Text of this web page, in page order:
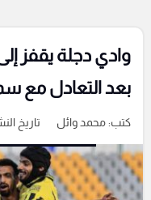
وادي دجلة يقفز
بعد التعادل مع
كتب:محمد وائل تاريخ النشر: 28/